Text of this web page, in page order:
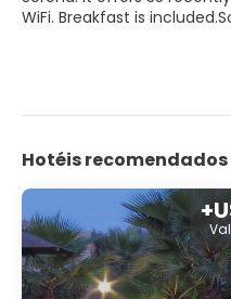
WiFi. Breakfast is
have 1 king-size or king-
Hotéis recomendados